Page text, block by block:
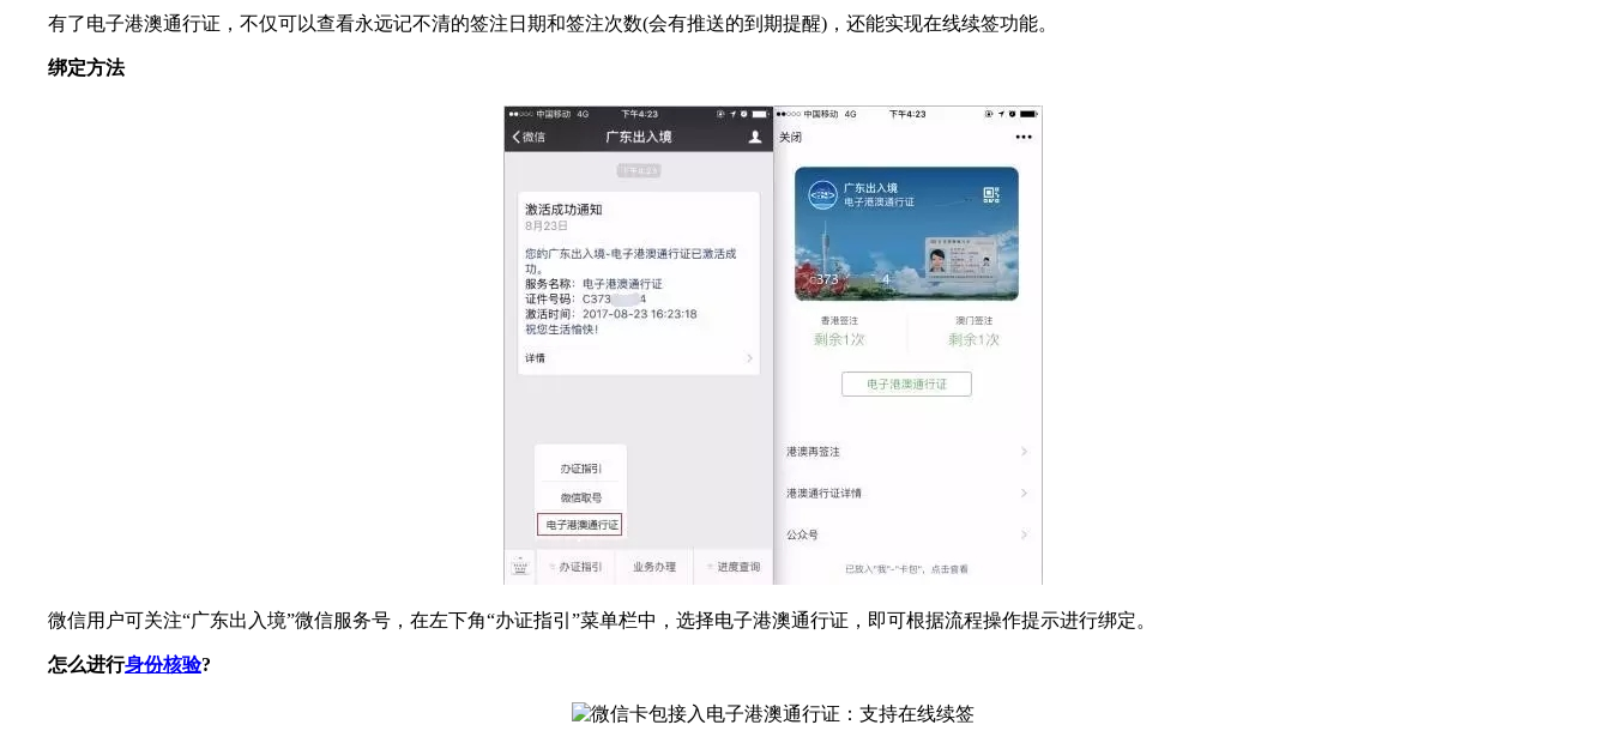
有了电子港澳通行证，不仅可以查看永远记不清的签注日期和签注次数(会有推送的到期提醒)，还能实现在线续签功能。
绑定方法
微信用户可关注“广东出入境”微信服务号，在左下角“办证指引”菜单栏中，选择电子港澳通行证，即可根据流程操作提示进行绑定。
怎么进行身份核验?